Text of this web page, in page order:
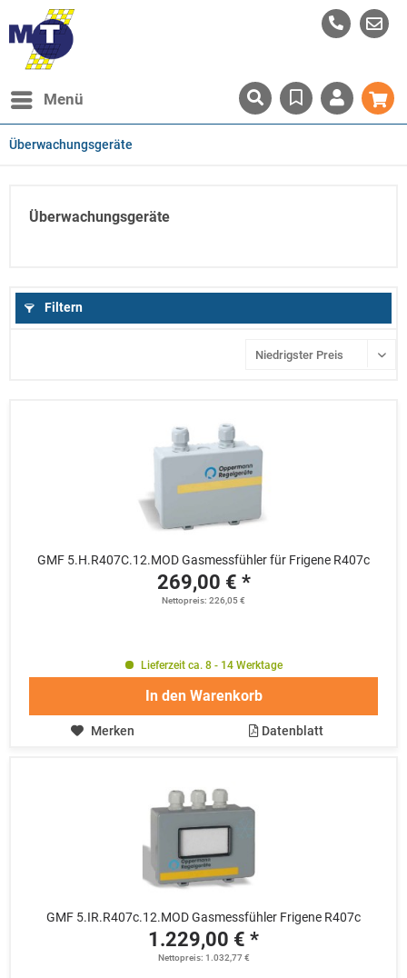
Menü
Überwachungsgeräte
Überwachungsgeräte
Filtern
GMF 5.H.R407C.12.MOD Gasmessfühler für Frigene R407c
269,00 € *
Nettopreis: 226,05 €
Lieferzeit ca. 8 - 14 Werktage
In den Warenkorb
Merken Datenblatt
GMF 5.IR.R407c.12.MOD Gasmessfühler Frigene R407c
1.229,00 € *
Nettopreis: 1.032,77 €